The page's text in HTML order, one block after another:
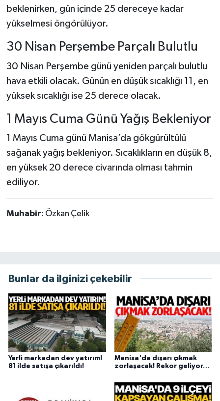
beklenirken, gün içinde 25 dereceye kadar
yükselmesi öngörülüyor.
30 Nisan Perşembe Parçalı Bulutlu
30 Nisan Perşembe günü yeniden parçalı bulutlu
hava etkili olacak. Günün en düşük sıcaklığı 11, en
yüksek sıcaklığı ise 25 derece olacak.
1 Mayıs Cuma Günü Yağış Bekleniyor
1 Mayıs Cuma günü Manisa’da gökgürültülü
sağanak yağış bekleniyor. Sıcaklıkların en düşük 8,
en yüksek 20 derece civarında olması tahmin
ediliyor.
Muhabir: Özkan Çelik
Bunlar da ilginizi çekebilir
Yerli markadan dev yatırım!
81 ilde satışa çıkarıldı!
Manisa'da dışarı çıkmak
zorlaşacak! Rekor geliyor…